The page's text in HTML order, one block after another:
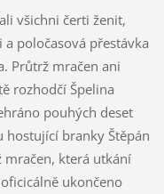
všichni čerti ženit,
poločasová přestávka
Průtrž mračen ani
rozhodčí Špelina
pouhých deset
branky Štěpán
mračen, která utkání
ukončeno